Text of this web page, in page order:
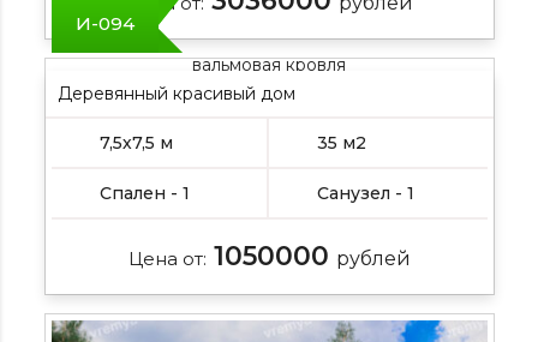
вальмовая кровля
И-094
Деревянный красивый дом
7,5х7,5 м 35 м2
Спален - 1 Санузел - 1
Цена от: 1050000 рублей